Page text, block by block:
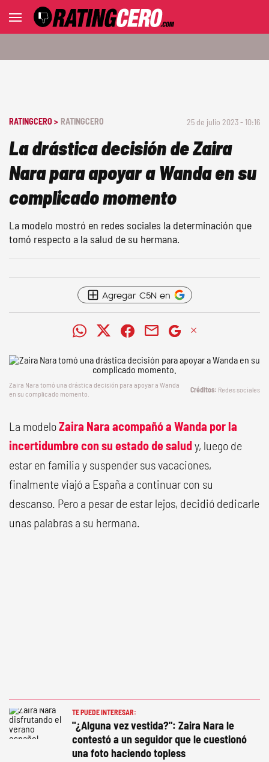
RATINGCERO > RATINGCERO 25 de julio 2023 - 10:16
La drástica decisión de Zaira
Nara para apoyar a Wanda en su
complicado momento
La modelo mostró en redes sociales la determinación que
tomó respecto a la salud de su hermana.
Agregar C5N en
Zaira Nara tomó una drástica decisión para apoyar a Wanda
en su complicado momento.
Redes sociales
La modeloZaira Nara acompañó a Wanda por la
incertidumbre con su estado de saludy, luego de
estar en familia y suspender sus vacaciones,
finalmente viajó a España a continuar con su
descanso. Pero a pesar de estar lejos, decidió dedicarle
unas palabras a su hermana.
TE PUEDE INTERESAR:
"¿Alguna vez vestida?": Zaira Nara le
contestó a un seguidor que le cuestionó
una foto haciendo topless